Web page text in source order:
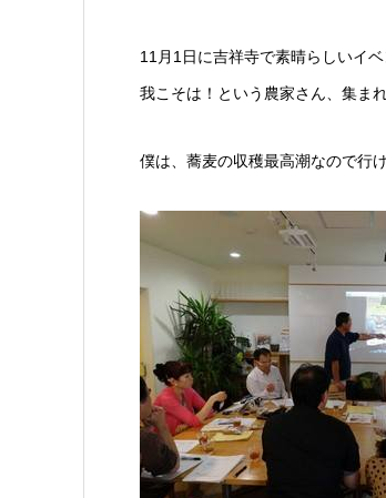
11月1日に吉祥寺で素晴らしいイ
我こそは！という農家さん、集ま
僕は、蕎麦の収穫最高潮なので行